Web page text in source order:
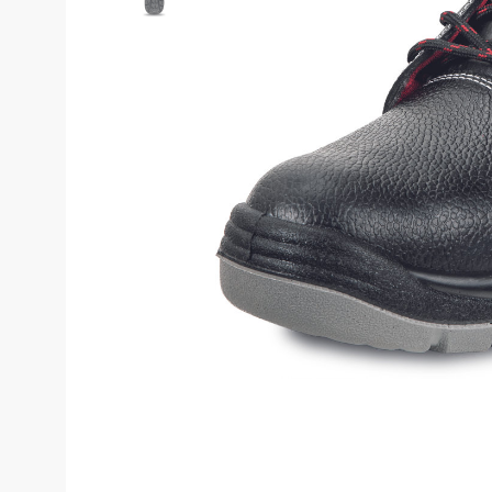
Costume
Pantaloni
Pantaloni
Pantaloni
Pantaloni
Pantaloni
Pantaloni
Blugi,
Salopete
Salopete pu
Echipamente de siguranță
Echipamente de stingere a
Gardă de protecție rutieră